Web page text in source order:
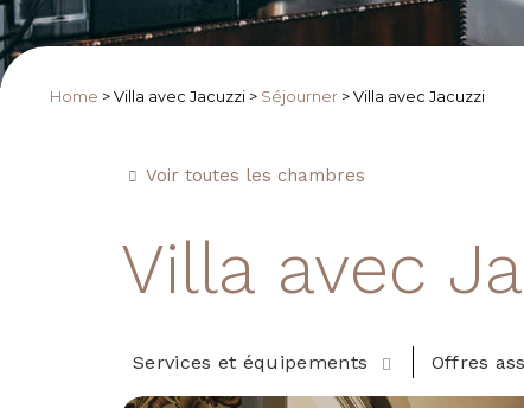
Home > Villa avec Jacuzzi > Séjourner > Villa avec Jacuzzi
Voir toutes les chambres
Villa avec
Services et équipements Offres